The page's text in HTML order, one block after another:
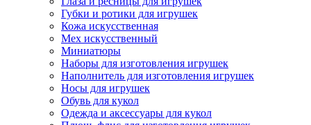
Губки и ротики для игрушек
Кожа искусственная
Мех искусственный
Миниатюры
Наборы для изготовления игрушек
Наполнитель для изготовления игрушек
Носы для игрушек
Обувь для кукол
Одежда и аксессуары для кукол